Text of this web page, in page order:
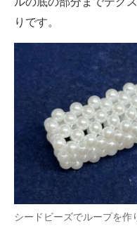
りです。
シードビーズでループを作